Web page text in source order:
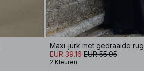
Maxi-jurk met gedraaide rug
EUR 39.16 EUR 55.95
2 Kleuren